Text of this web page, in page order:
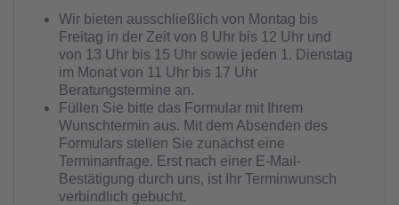
Wir bieten ausschließlich von Montag bis
Freitag in der Zeit von 8 Uhr bis 12 Uhr und
von 13 Uhr bis 15 Uhr sowie jeden 1. Dienstag
im Monat von 11 Uhr bis 17 Uhr
Beratungstermine an.
Füllen Sie bitte das Formular mit Ihrem
Wunschtermin aus. Mit dem Absenden des
Formulars stellen Sie zunächst eine
Terminanfrage. Erst nach einer E-Mail-
Bestätigung durch uns, ist Ihr Terminwunsch
verbindlich gebucht.